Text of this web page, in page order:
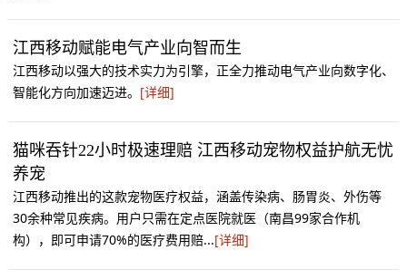
江西移动赋能电气产业向智而生
江西移动以强大的技术实力为引擎，正全力推动电气产业向数字化、
智能化方向加速迈进。 [详细]
猫咪吞针22小时极速理赔 江西移动宠物权益护航无忧
养宠
江西移动推出的这款宠物医疗权益，涵盖传染病、肠胃炎、外伤等
30余种常见疾病。用户只需在定点医院就医（南昌99家合作机
构），即可申请70%的医疗费用赔...[详细]